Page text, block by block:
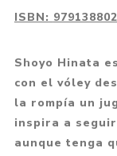
ISBN:
Shoyo Hinata
con el vóley
la rompía un
inspira a
aunque tenga